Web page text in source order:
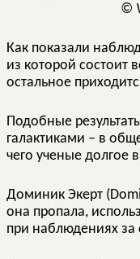
©
Как показали
из которой состоит
остальное
Подобные
галактиками – в
чего ученые
Доминик Экерт
она пропала,
при наблюдениях за